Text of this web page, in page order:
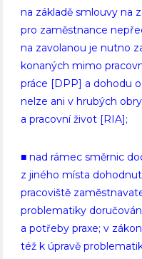
na základě smlouvy na
pro zaměstnance
na zavolanou je nutno
konaných mimo
práce [DPP] a dohodu
nelze ani v hrubých
a pracovní život [RIA];
■ nad rámec směrnic
z jiného místa
pracoviště
problematiky
a potřeby praxe; v
též k úpravě